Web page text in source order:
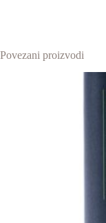
Povezani proizvodi